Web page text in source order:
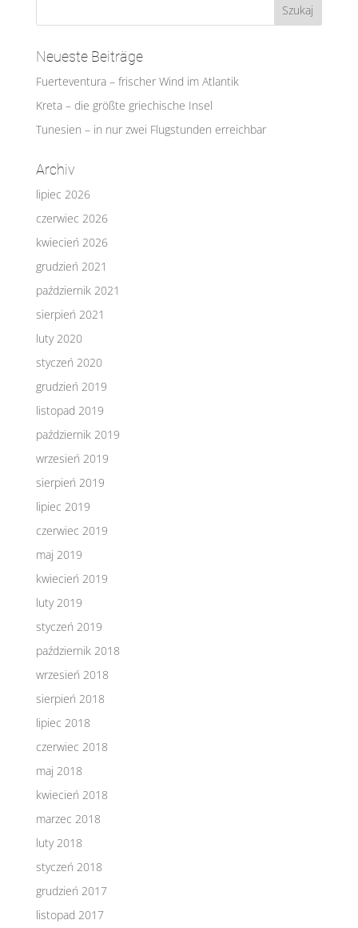
Neueste Beiträge
Fuerteventura – frischer Wind im Atlantik
Kreta – die größte griechische Insel
Tunesien – in nur zwei Flugstunden erreichbar
Archiv
lipiec 2026
czerwiec 2026
kwiecień 2026
grudzień 2021
październik 2021
sierpień 2021
luty 2020
styczeń 2020
grudzień 2019
listopad 2019
październik 2019
wrzesień 2019
sierpień 2019
lipiec 2019
czerwiec 2019
maj 2019
kwiecień 2019
luty 2019
styczeń 2019
październik 2018
wrzesień 2018
sierpień 2018
lipiec 2018
czerwiec 2018
maj 2018
kwiecień 2018
marzec 2018
luty 2018
styczeń 2018
grudzień 2017
listopad 2017